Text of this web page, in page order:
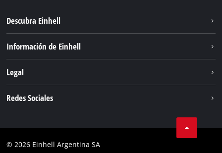
Descubra Einhell
Servicio
Información de Einhell
Einhell global
Legal
Cumplimiento
Redes Sociales
Instagram
© 2026 Einhell Argentina SA